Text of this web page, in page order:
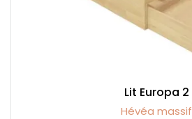
Lit Europa 2
Hévéa massif